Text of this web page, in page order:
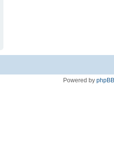
Powered by phpBB